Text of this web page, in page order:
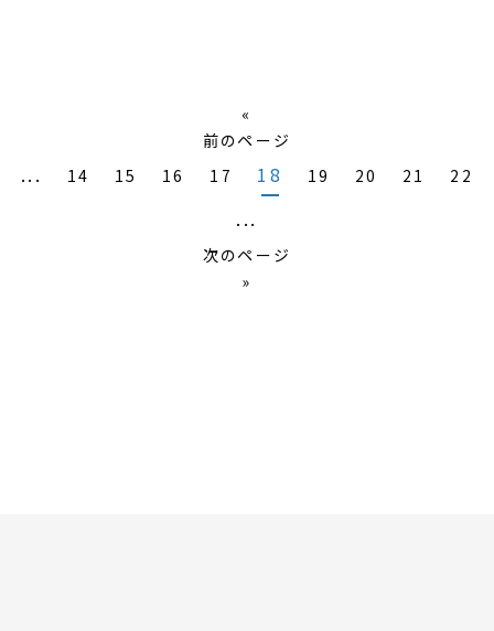
«
前のページ
... 14 15 16 17 18 19 20 21 22
...
次のページ
»